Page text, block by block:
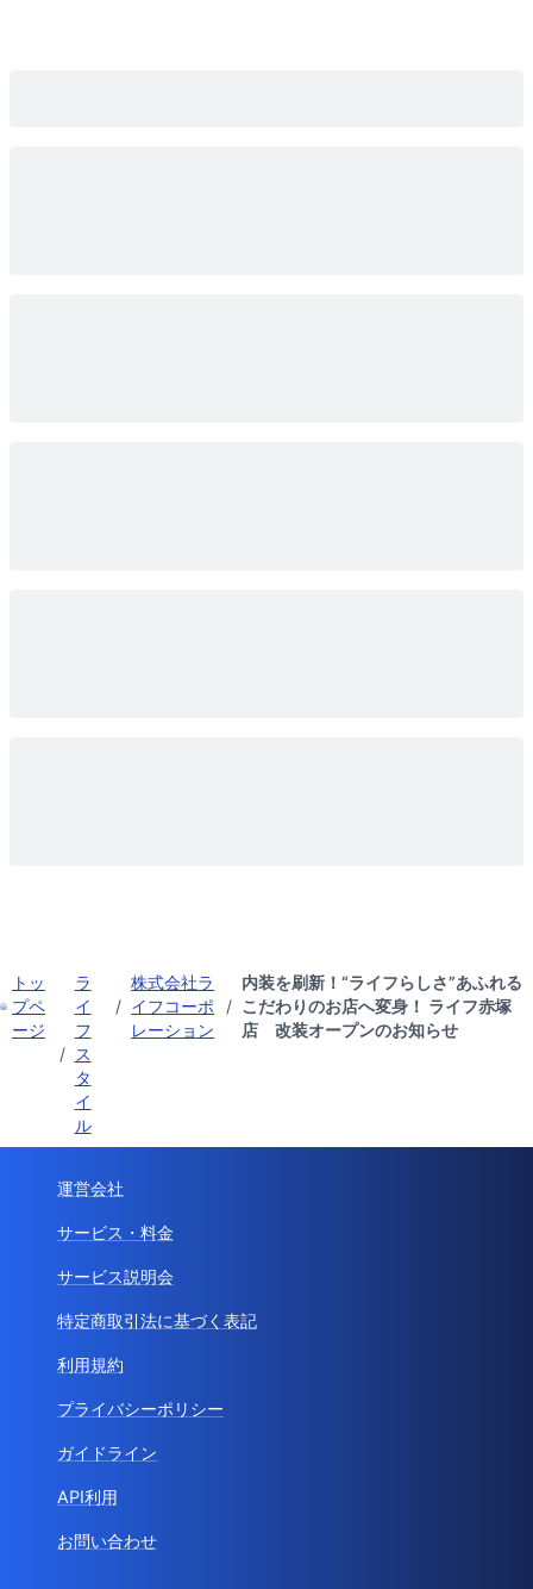
トッ
プペ
ージ
/
ラ
イ
フ
ス
タ
イ
ル
/
株式会社ラ
イフコーポ
レーション
/
内装を刷新！“ライフらしさ”あふれる
こだわりのお店へ変身！ ライフ赤塚
店 改装オープンのお知らせ
運営会社
サービス・料金
サービス説明会
特定商取引法に基づく表記
利用規約
プライバシーポリシー
ガイドライン
API利用
お問い合わせ